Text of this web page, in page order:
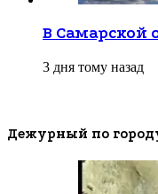
В Самарской
3 дня тому назад
Дежурный по